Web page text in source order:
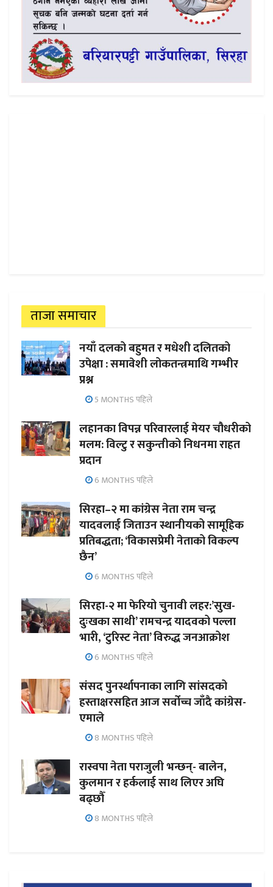
ताजा समाचार
नयाँ दलको बहुमत र मधेशी दलितको
उपेक्षा : समावेशी लोकतन्त्रमाथि गम्भीर
प्रश्न
5 MONTHS पहिले
लहानका विपन्न परिवारलाई मेयर चौधरीको
मलम: विल्टु र सकुन्तीको निधनमा राहत
प्रदान
6 MONTHS पहिले
सिरहा–२ मा कांग्रेस नेता राम चन्द्र
यादवलाई जिताउन स्थानीयको सामूहिक
प्रतिबद्धता; ‘विकासप्रेमी नेताको विकल्प
छैन’
6 MONTHS पहिले
सिरहा-२ मा फेरियो चुनावी लहर:’सुख-
दुःखका साथी’ रामचन्द्र यादवको पल्ला
भारी, ‘टुरिस्ट नेता’ विरुद्ध जनआक्रोश
6 MONTHS पहिले
संसद पुनर्स्थापनाका लागि सांसदको
हस्ताक्षरसहित आज सर्वोच्च जाँदै कांग्रेस-
एमाले
8 MONTHS पहिले
रास्वपा नेता पराजुली भन्छन्- बालेन,
कुलमान र हर्कलाई साथ लिएर अघि
बढ्छौँ
8 MONTHS पहिले